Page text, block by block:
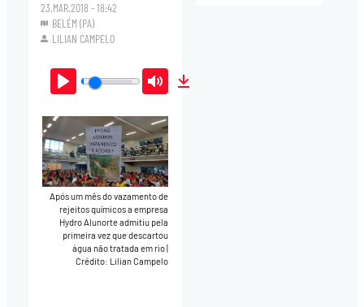
23.MAR.2018 - 18:42
BELÉM (PA)
LILIAN CAMPELO
Play Mute
Após um mês do vazamento de
rejeitos químicos a empresa
Hydro Alunorte admitiu pela
primeira vez que descartou
água não tratada em rio
Crédito: Lilian Campelo